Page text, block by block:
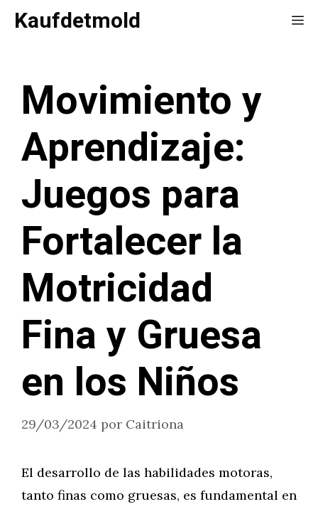
SaltarKaufdetmold
Movimiento y
Aprendizaje:
Juegos para
Fortalecer la
Motricidad
Fina y Gruesa
en los Niños
29/03/2024 por Caitriona
El desarrollo de las habilidades motoras,
tanto finas como gruesas, es fundamental en